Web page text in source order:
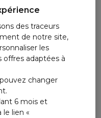
des traceurs
de notre site,
les
offres adaptées à
changer
6 mois et
lien «